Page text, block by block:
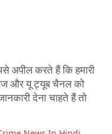
अपील करते हैं कि हमारी
और यू ट्यूब चैनल को
देना चाहते हैं तो